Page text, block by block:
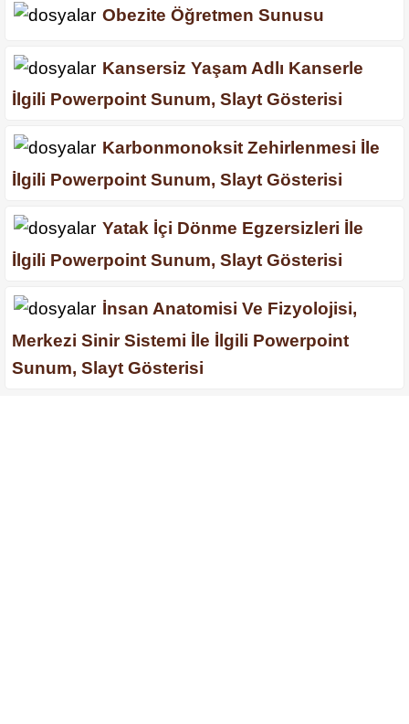
Obezite Öğretmen Sunusu
Kansersiz Yaşam Adlı Kanserle
İlgili Powerpoint Sunum, Slayt Gösterisi
Karbonmonoksit Zehirlenmesi İle
İlgili Powerpoint Sunum, Slayt Gösterisi
Yatak İçi Dönme Egzersizleri İle
İlgili Powerpoint Sunum, Slayt Gösterisi
İnsan Anatomisi Ve Fizyolojisi,
Merkezi Sinir Sistemi İle İlgili Powerpoint
Sunum, Slayt Gösterisi